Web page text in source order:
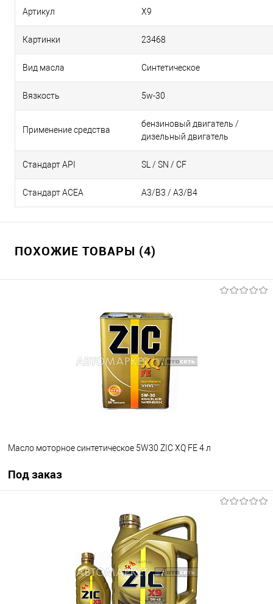
Артикул X9
Картинки 23468
Вид масла Синтетическое
Вязкость 5w-30
Применение средства
бензиновый двигатель /
дизельный двигатель
Стандарт API SL / SN / CF
Стандарт ACEA А3/В3 / А3/В4
ПОХОЖИЕ ТОВАРЫ (4)
Масло моторное синтетическое 5W30 ZIC XQ FE 4 л
Под заказ
Под заказ